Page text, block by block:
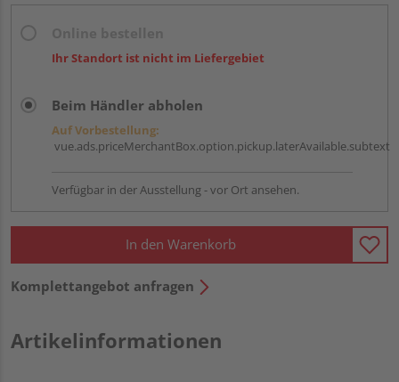
Ihr Standort ist nicht im Liefergebiet
Beim Händler abholen
Auf Vorbestellung:
vue.ads.priceMerchantBox.option.pickup.laterAvailable.subtext
Verfügbar in der Ausstellung - vor Ort ansehen.
In den Warenkorb
Komplettangebot anfragen
Artikelinformationen